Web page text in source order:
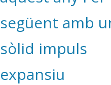
següent amb
sòlid impuls
expansiu